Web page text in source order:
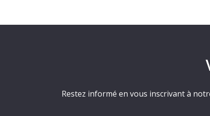
Restez informé en vous inscrivant à